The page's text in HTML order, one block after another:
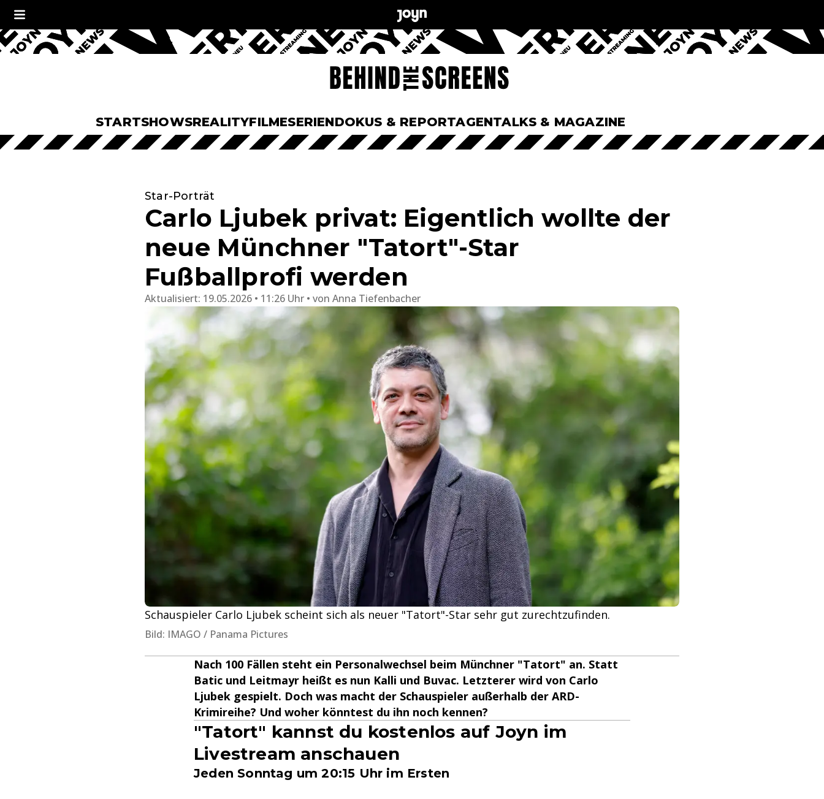
STARTSHOWSREALITYFILMESERIENDOKUS & REPORTAGENTALKS & MAGAZINE
Star-Porträt
Carlo Ljubek privat: Eigentlich wollte der
neue Münchner "Tatort"-Star
Fußballprofi werden
Aktualisiert: 19.05.2026 • 11:26 Uhr von Anna Tiefenbacher
Schauspieler Carlo Ljubek scheint sich als neuer "Tatort"-Star sehr gut zurechtzufinden.
Bild: IMAGO / Panama Pictures
Nach 100 Fällen steht ein Personalwechsel beim Münchner "Tatort" an. Statt
Batic und Leitmayr heißt es nun Kalli und Buvac. Letzterer wird von Carlo
Ljubek gespielt. Doch was macht der Schauspieler außerhalb der ARD-
Krimireihe? Und woher könntest du ihn noch kennen?
"Tatort" kannst du kostenlos auf Joyn im
Livestream anschauen
Jeden Sonntag um 20:15 Uhr im Ersten